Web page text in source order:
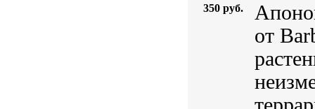
350 руб.
от